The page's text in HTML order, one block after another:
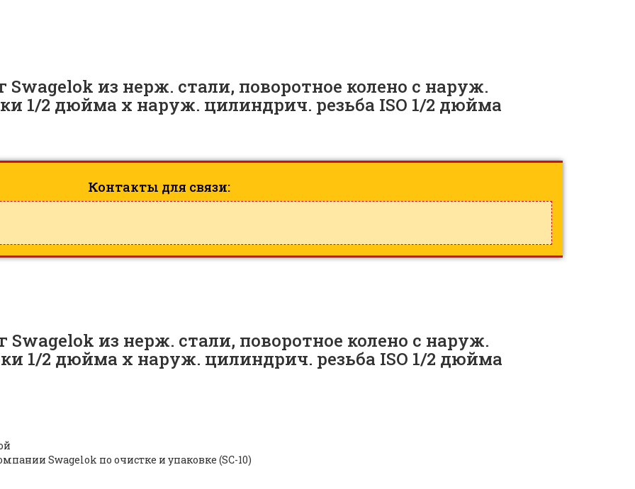
из нерж. стали, поворотное колено с наруж.
1/2 дюйма х наруж. цилиндрич. резьба ISO 1/2 дюйма
Контакты для связи:
из нерж. стали, поворотное колено с наруж.
1/2 дюйма х наруж. цилиндрич. резьба ISO 1/2 дюйма
Swagelok по очистке и упаковке (SC-10)